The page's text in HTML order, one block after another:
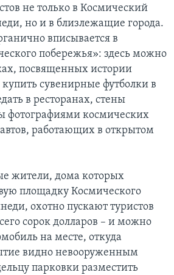
не только в Космический
но и в близлежащие города.
вписывается в
побережья»: здесь можно
посвященных истории
сувенирные футболки в
в ресторанах, стены
фотографиями космических
работающих в открытом
жители, дома которых
площадку Космического
охотно пускают туристов
сорок долларов – и можно
на месте, откуда
видно невооруженным
парковки разместить